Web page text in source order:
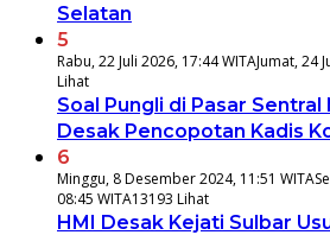
Selatan
5
Rabu, 22 Juli 2026, 17:44 WITAJumat, 24
Lihat
Soal Pungli di Pasar Sentral
Desak Pencopotan Kadis
6
Minggu, 8 Desember 2024, 11:51 WITA
08:45 WITA13193 Lihat
HMI Desak Kejati Sulbar